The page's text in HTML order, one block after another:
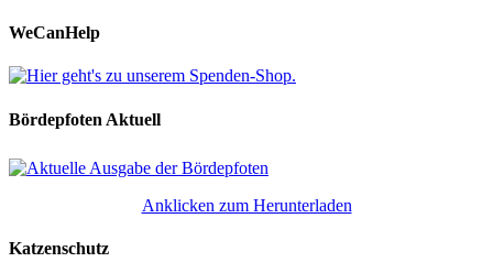
WeCanHelp
Bördepfoten Aktuell
Anklicken zum Herunterladen
Katzenschutz